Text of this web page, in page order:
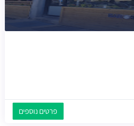
פרטים נוספים